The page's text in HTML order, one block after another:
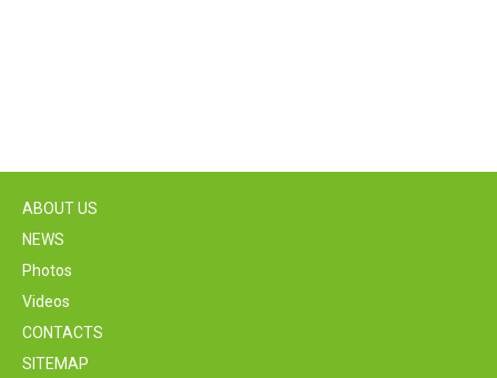
ABOUT US
NEWS
Photos
Videos
CONTACTS
SITEMAP